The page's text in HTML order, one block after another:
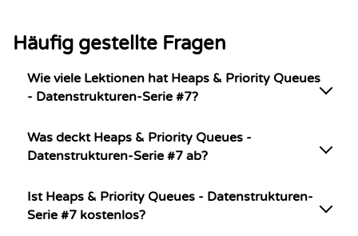
Häufig gestellte Fragen
Wie viele Lektionen hat Heaps & Priority Queues
- Datenstrukturen-Serie #7?
Was deckt Heaps & Priority Queues -
Datenstrukturen-Serie #7 ab?
Ist Heaps & Priority Queues - Datenstrukturen-
Serie #7 kostenlos?